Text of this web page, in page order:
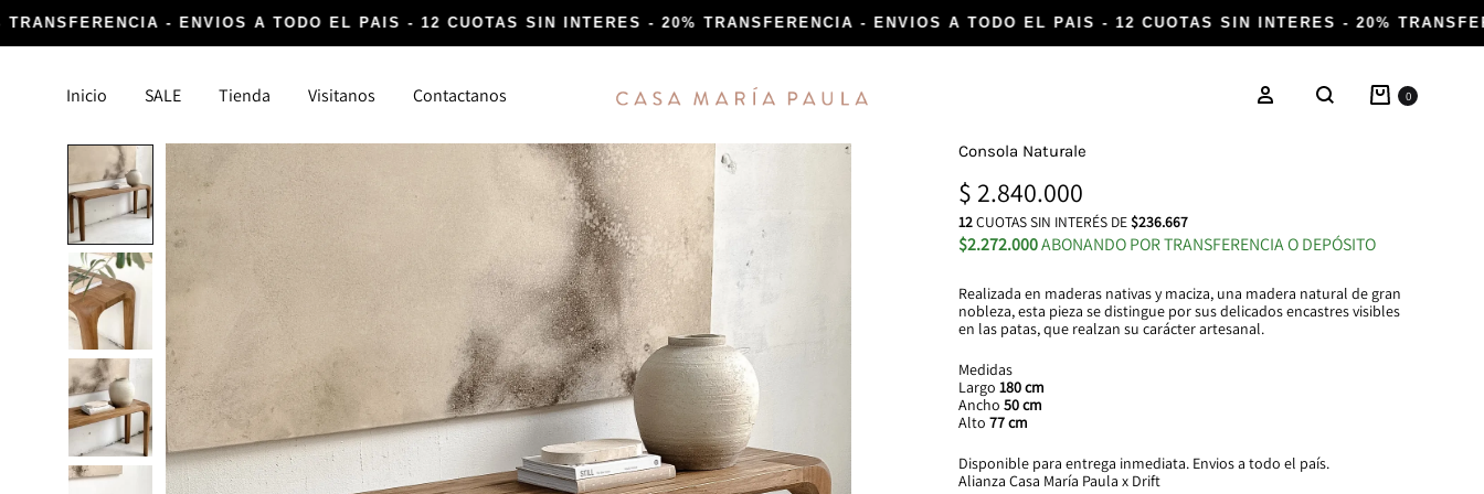
Inicio SALE Tienda
DECORACIÓN
Canastos y Fibras
Cocina, Lavanderia y Baño
Detalles infaltables
Iluminación
Vasijas y Floreros
Alfombras
Almohadones
Para la mesa
COLECCIONES EXCLUSIVAS
Piezas únicas y Exclusivas
Visitanos Contactanos
María
Paula
reales
Ingresar
Buscar
Carrito
0
Consola Naturale
$ 2.840.000
12CUOTAS SIN INTERÉS DE$236.667
$2.272.000ABONANDO POR TRANSFERENCIA O DEPÓSITO
Realizada en maderas nativas y maciza, una madera natural de gran
nobleza, esta pieza se distingue por sus delicados encastres visibles
en las patas, que realzan su carácter artesanal.
Medidas
Largo 180 cm
Ancho 50 cm
Alto 77 cm
Disponible para entrega inmediata. Envios a todo el país.
Alianza Casa María Paula x Drift
- ENVIOS A TODO EL PAIS - 12 CUOTAS SIN INTERES - 20% TRANSFERENCIA - ENVIOS A TODO EL PAIS - 12 CUOTAS SIN INTERES - 20%